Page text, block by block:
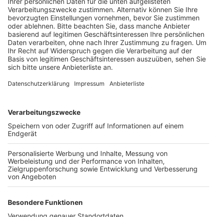
Veröffentlicht:Dienstag, 13.04.2021 09:24
Anzeige
Bei dem Wagen handele es sich mit hoher
Wahrscheinlichkeit um das Fluchtauto. Es war am
sich die Ermittler weitere Hinweise für die Suche nach
den vier Tätern. Die Unbekannten sollen in der Nacht
zu Sonntag ein Fenster und eine Balkontür des Hauses
an der Dammstraße aufgebrochen haben. Im Haus
seien die beiden Senioren überwältigt und gezwungen
worden, Schmuck und andere Wertgegenstände
herauszugeben. Körperlich blieb das Paar unverletzt.
Bei der Suche nach den Tätern war am Wochenende